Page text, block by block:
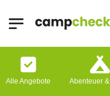
Alle Angebote Abenteuer